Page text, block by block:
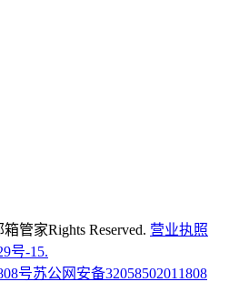
管家Rights Reserved. 营业执照
号-15.
苏公网安备32058502011808